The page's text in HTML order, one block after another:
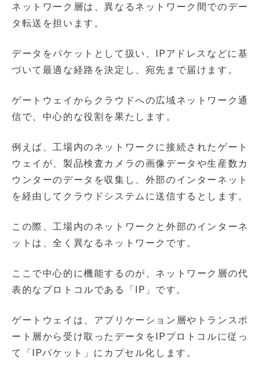
ネットワーク層は、異なるネットワーク間でのデー
タ転送を担います。
データをパケットとして扱い、IPアドレスなどに基
づいて最適な経路を決定し、宛先まで届けます。
ゲートウェイからクラウドへの広域ネットワーク通
信で、中心的な役割を果たします。
例えば、工場内のネットワークに接続されたゲート
ウェイが、製品検査カメラの画像データや生産数カ
ウンターのデータを収集し、外部のインターネット
を経由してクラウドシステムに送信するとします。
この際、工場内のネットワークと外部のインターネ
ットは、全く異なるネットワークです。
ここで中心的に機能するのが、ネットワーク層の代
表的なプロトコルである「IP」です。
ゲートウェイは、アプリケーション層やトランスポ
ート層から受け取ったデータをIPプロトコルに従っ
て「IPパケット」にカプセル化します。